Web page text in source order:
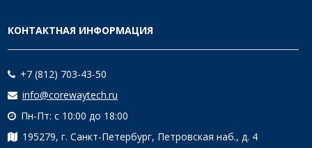
КОНТАКТНАЯ ИНФОРМАЦИЯ
+7 (812) 703-43-50
info@corewaytech.ru
Пн-Пт: с 10:00 до 18:00
195279, г. Санкт-Петербург, Петровская наб., д. 4